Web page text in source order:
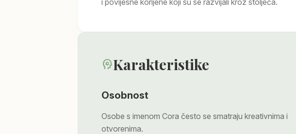
i povijesne korijene koji su se razvijali kroz stoljeća.
psychologyKarakteristike
Osobnost
Osobe s imenom Cora često se smatraju kreativnima i
otvorenima.